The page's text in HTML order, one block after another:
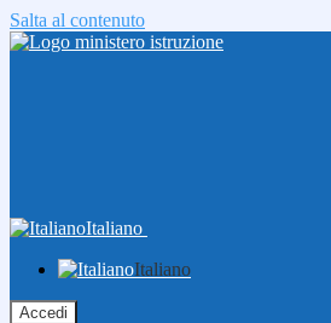
Salta al contenuto
Italiano
Italiano
Accedi